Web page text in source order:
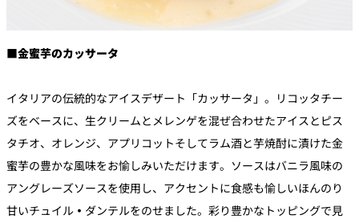
■金蜜芋のカッサータ
イタリアの伝統的なアイスデザート「カッサータ」。リコッタチー
ズをベースに、生クリームとメレンゲを混ぜ合わせたアイスとピス
タチオ、オレンジ、アプリコットそしてラム酒と芋焼酎に漬けた金
蜜芋の豊かな風味をお愉しみいただけます。ソースはバニラ風味の
アングレーズソースを使用し、アクセントに食感も愉しいほんのり
甘いチュイル ・ ダンテルをのせました。彩り豊かなトッピングで見